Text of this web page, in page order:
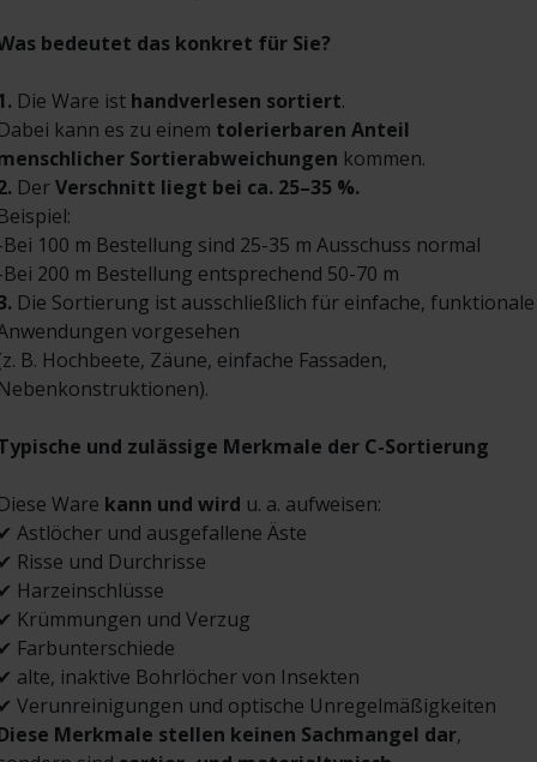
bedeutet das konkret für Sie?
Die Ware ist handverlesen sortiert.
kann es zu einem tolerierbaren Anteil
Sortierabweichungen kommen.
DerVerschnitt liegt bei ca. 25–35 %.
100 m Bestellung sind 25-35 m Ausschuss normal
200 m Bestellung entsprechend 50-70 m
Die Sortierung ist ausschließlich für einfache, funktionale
vorgesehen
B. Hochbeete, Zäune, einfache Fassaden,
und zulässige Merkmale der C-Sortierung
Ware kann und wird u. a. aufweisen:
Astlöcher und ausgefallene Äste
Risse und Durchrisse
Harzeinschlüsse
Krümmungen und Verzug
Farbunterschiede
alte, inaktive Bohrlöcher von Insekten
Verunreinigungen und optische Unregelmäßigkeiten
Merkmale stellen keinen Sachmangel dar,